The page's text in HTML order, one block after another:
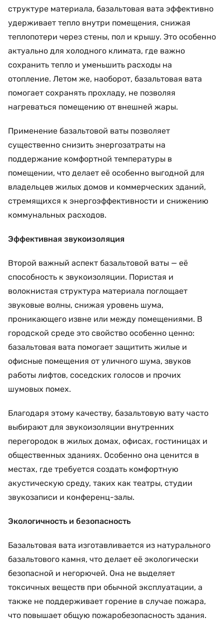
структуре материала, базальтовая вата эффективно
удерживает тепло внутри помещения, снижая
теплопотери через стены, пол и крышу. Это особенно
актуально для холодного климата, где важно
сохранить тепло и уменьшить расходы на
отопление. Летом же, наоборот, базальтовая вата
помогает сохранять прохладу, не позволяя
нагреваться помещению от внешней жары.
Применение базальтовой ваты позволяет
существенно снизить энергозатраты на
поддержание комфортной температуры в
помещении, что делает её особенно выгодной для
владельцев жилых домов и коммерческих зданий,
стремящихся к энергоэффективности и снижению
коммунальных расходов.
Эффективная звукоизоляция
Второй важный аспект базальтовой ваты — её
способность к звукоизоляции. Пористая и
волокнистая структура материала поглощает
звуковые волны, снижая уровень шума,
проникающего извне или между помещениями. В
городской среде это свойство особенно ценно:
базальтовая вата помогает защитить жилые и
офисные помещения от уличного шума, звуков
работы лифтов, соседских голосов и прочих
шумовых помех.
Благодаря этому качеству, базальтовую вату часто
выбирают для звукоизоляции внутренних
перегородок в жилых домах, офисах, гостиницах и
общественных зданиях. Особенно она ценится в
местах, где требуется создать комфортную
акустическую среду, таких как театры, студии
звукозаписи и конференц-залы.
Экологичность и безопасность
Базальтовая вата изготавливается из натурального
базальтового камня, что делает её экологически
безопасной и негорючей. Она не выделяет
токсичных веществ при обычной эксплуатации, а
также не поддерживает горение в случае пожара,
что повышает общую пожаробезопасность здания.